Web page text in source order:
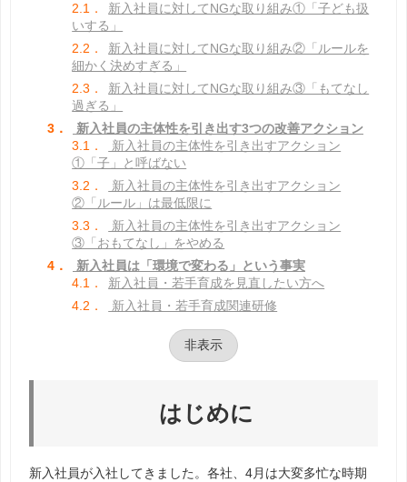
2.1．
新入社員に対してNGな取り組み①「子ども扱
いする」
2.2．
新入社員に対してNGな取り組み②「ルールを
細かく決めすぎる」
2.3．
新入社員に対してNGな取り組み③「もてなし
過ぎる」
3．
新入社員の主体性を引き出す3つの改善アクション
3.1．
新入社員の主体性を引き出すアクション
①「子」と呼ばない
3.2．
新入社員の主体性を引き出すアクション
②「ルール」は最低限に
3.3．
新入社員の主体性を引き出すアクション
③「おもてなし」をやめる
4．
新入社員は「環境で変わる」という事実
4.1．
新入社員・若手育成を見直したい方へ
4.2．
新入社員・若手育成関連研修
非表示
はじめに
新入社員が入社してきました。各社、4月は大変多忙な時期